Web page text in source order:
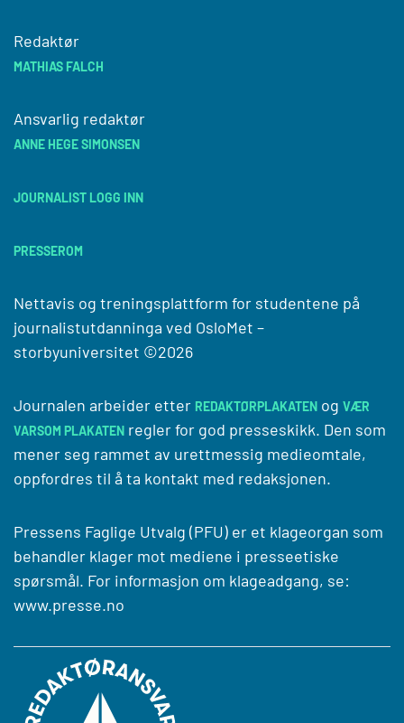
Redaktør
MATHIAS FALCH
Ansvarlig redaktør
ANNE HEGE SIMONSEN
JOURNALIST LOGG INN
PRESSEROM
Nettavis og treningsplattform for studentene på
journalistutdanninga ved OsloMet –
storbyuniversitet ©2026
Journalen arbeider etter REDAKTØRPLAKATEN og VÆR
VARSOM PLAKATEN regler for god presseskikk. Den som
mener seg rammet av urettmessig medieomtale,
oppfordres til å ta kontakt med redaksjonen.
Pressens Faglige Utvalg (PFU) er et klageorgan som
behandler klager mot mediene i presseetiske
spørsmål. For informasjon om klageadgang, se:
www.presse.no